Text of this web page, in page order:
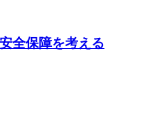
全保障を考える